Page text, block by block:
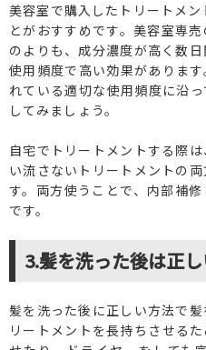
美容室で購入したトリートメ
とがおすすめです。美容室専
のよりも、成分濃度が高く数
使用頻度で高い効果がありま
れている適切な使用頻度に沿
してみましょう。
自宅でトリートメントする際
い流さないトリートメントの
す。両方使うことで、内部補
です。
3.髪を洗った後は正
髪を洗った後に正しい方法で
リートメントを長持ちさせる